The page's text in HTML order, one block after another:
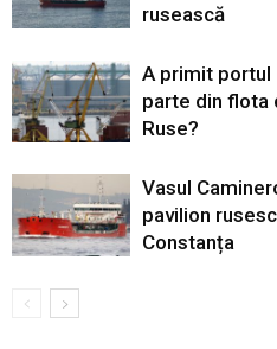
rusească
A primit portul
parte din flota
Ruse?
Vasul
pavilion
Constanța